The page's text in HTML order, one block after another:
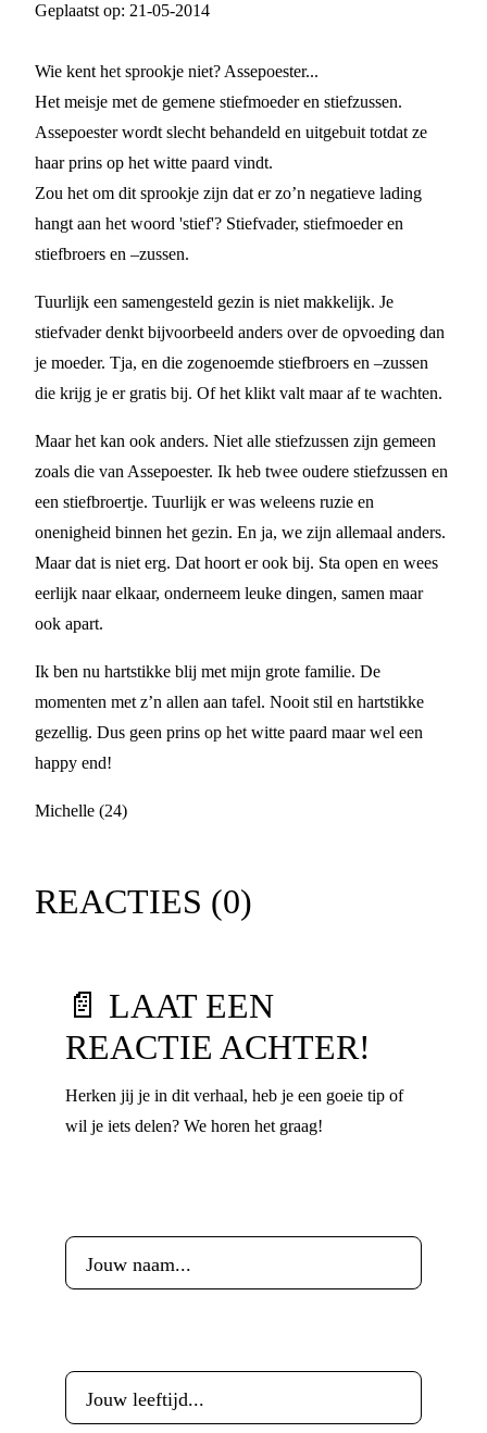
Geplaatst op: 21-05-2014
Wie kent het sprookje niet? Assepoester...
Het meisje met de gemene stiefmoeder en stiefzussen.
Assepoester wordt slecht behandeld en uitgebuit totdat ze
haar prins op het witte paard vindt.
Zou het om dit sprookje zijn dat er zo’n negatieve lading
hangt aan het woord 'stief'? Stiefvader, stiefmoeder en
stiefbroers en –zussen.
Tuurlijk een samengesteld gezin is niet makkelijk. Je
stiefvader denkt bijvoorbeeld anders over de opvoeding dan
je moeder. Tja, en die zogenoemde stiefbroers en –zussen
die krijg je er gratis bij. Of het klikt valt maar af te wachten.
Maar het kan ook anders. Niet alle stiefzussen zijn gemeen
zoals die van Assepoester. Ik heb twee oudere stiefzussen en
een stiefbroertje. Tuurlijk er was weleens ruzie en
onenigheid binnen het gezin. En ja, we zijn allemaal anders.
Maar dat is niet erg. Dat hoort er ook bij. Sta open en wees
eerlijk naar elkaar, onderneem leuke dingen, samen maar
ook apart.
Ik ben nu hartstikke blij met mijn grote familie. De
momenten met z’n allen aan tafel. Nooit stil en hartstikke
gezellig. Dus geen prins op het witte paard maar wel een
happy end!
Michelle (24)
REACTIES (0)
📄 LAAT EEN
REACTIE ACHTER!
Herken jij je in dit verhaal, heb je een goeie tip of
wil je iets delen? We horen het graag!